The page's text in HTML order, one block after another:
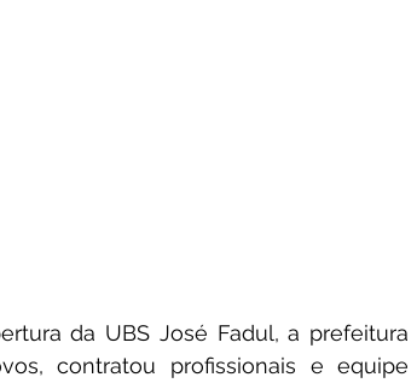
da UBS José Fadul, a
contratou profissionais e